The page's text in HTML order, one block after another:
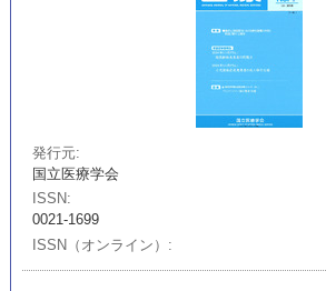
発行元
国立医療学会
ISSN
0021-1699
ISSN（オンライン）